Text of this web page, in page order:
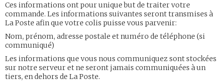
Ces informations ont pour unique but de traiter votre
commande. Les informations suivantes seront transmises à
La Poste afin que votre colis puisse vous parvenir:
Nom, prénom, adresse postale et numéro de téléphone (si
communiqué)
Les informations que vous nous communiquez sont stockées
sur notre serveur et ne seront jamais communiquées à un
tiers, en dehors de La Poste.